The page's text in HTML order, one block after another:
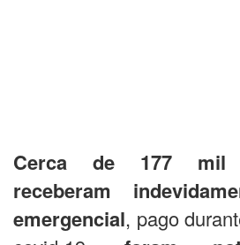
Cerca de 177 mil
receberam
emergencial, pago